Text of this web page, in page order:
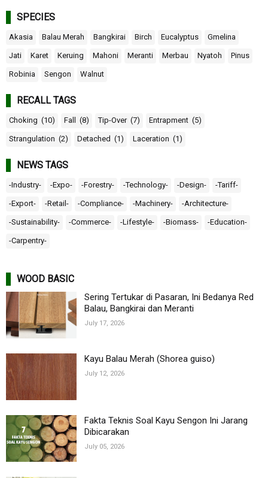
SPECIES
Akasia Balau Merah Bangkirai Birch Eucalyptus Gmelina
Jati Karet Keruing Mahoni Meranti Merbau Nyatoh Pinus
Robinia Sengon Walnut
RECALL TAGS
Choking (10) Fall (8) Tip-Over (7) Entrapment (5)
Strangulation (2) Detached (1) Laceration (1)
NEWS TAGS
-Industry- -Expo- -Forestry- -Technology- -Design- -Tariff-
-Export- -Retail- -Compliance- -Machinery- -Architecture-
-Sustainability- -Commerce- -Lifestyle- -Biomass- -Education-
-Carpentry-
WOOD BASIC
Sering Tertukar di Pasaran, Ini Bedanya Red
Balau, Bangkirai dan Meranti
July 17, 2026
Kayu Balau Merah (Shorea guiso)
July 12, 2026
Fakta Teknis Soal Kayu Sengon Ini Jarang
Dibicarakan
July 05, 2026